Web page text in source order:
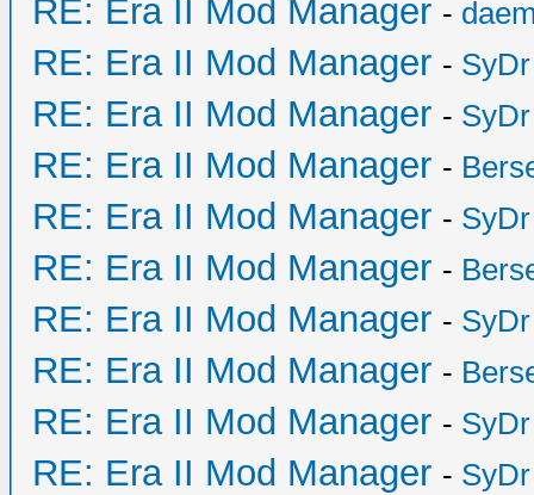
RE: Era II Mod Manager -
RE: Era II Mod Manager - SyDr
RE: Era II Mod Manager - SyDr
RE: Era II Mod Manager -
RE: Era II Mod Manager - SyDr
RE: Era II Mod Manager -
RE: Era II Mod Manager - SyDr
RE: Era II Mod Manager -
RE: Era II Mod Manager - SyDr
RE: Era II Mod Manager - SyDr